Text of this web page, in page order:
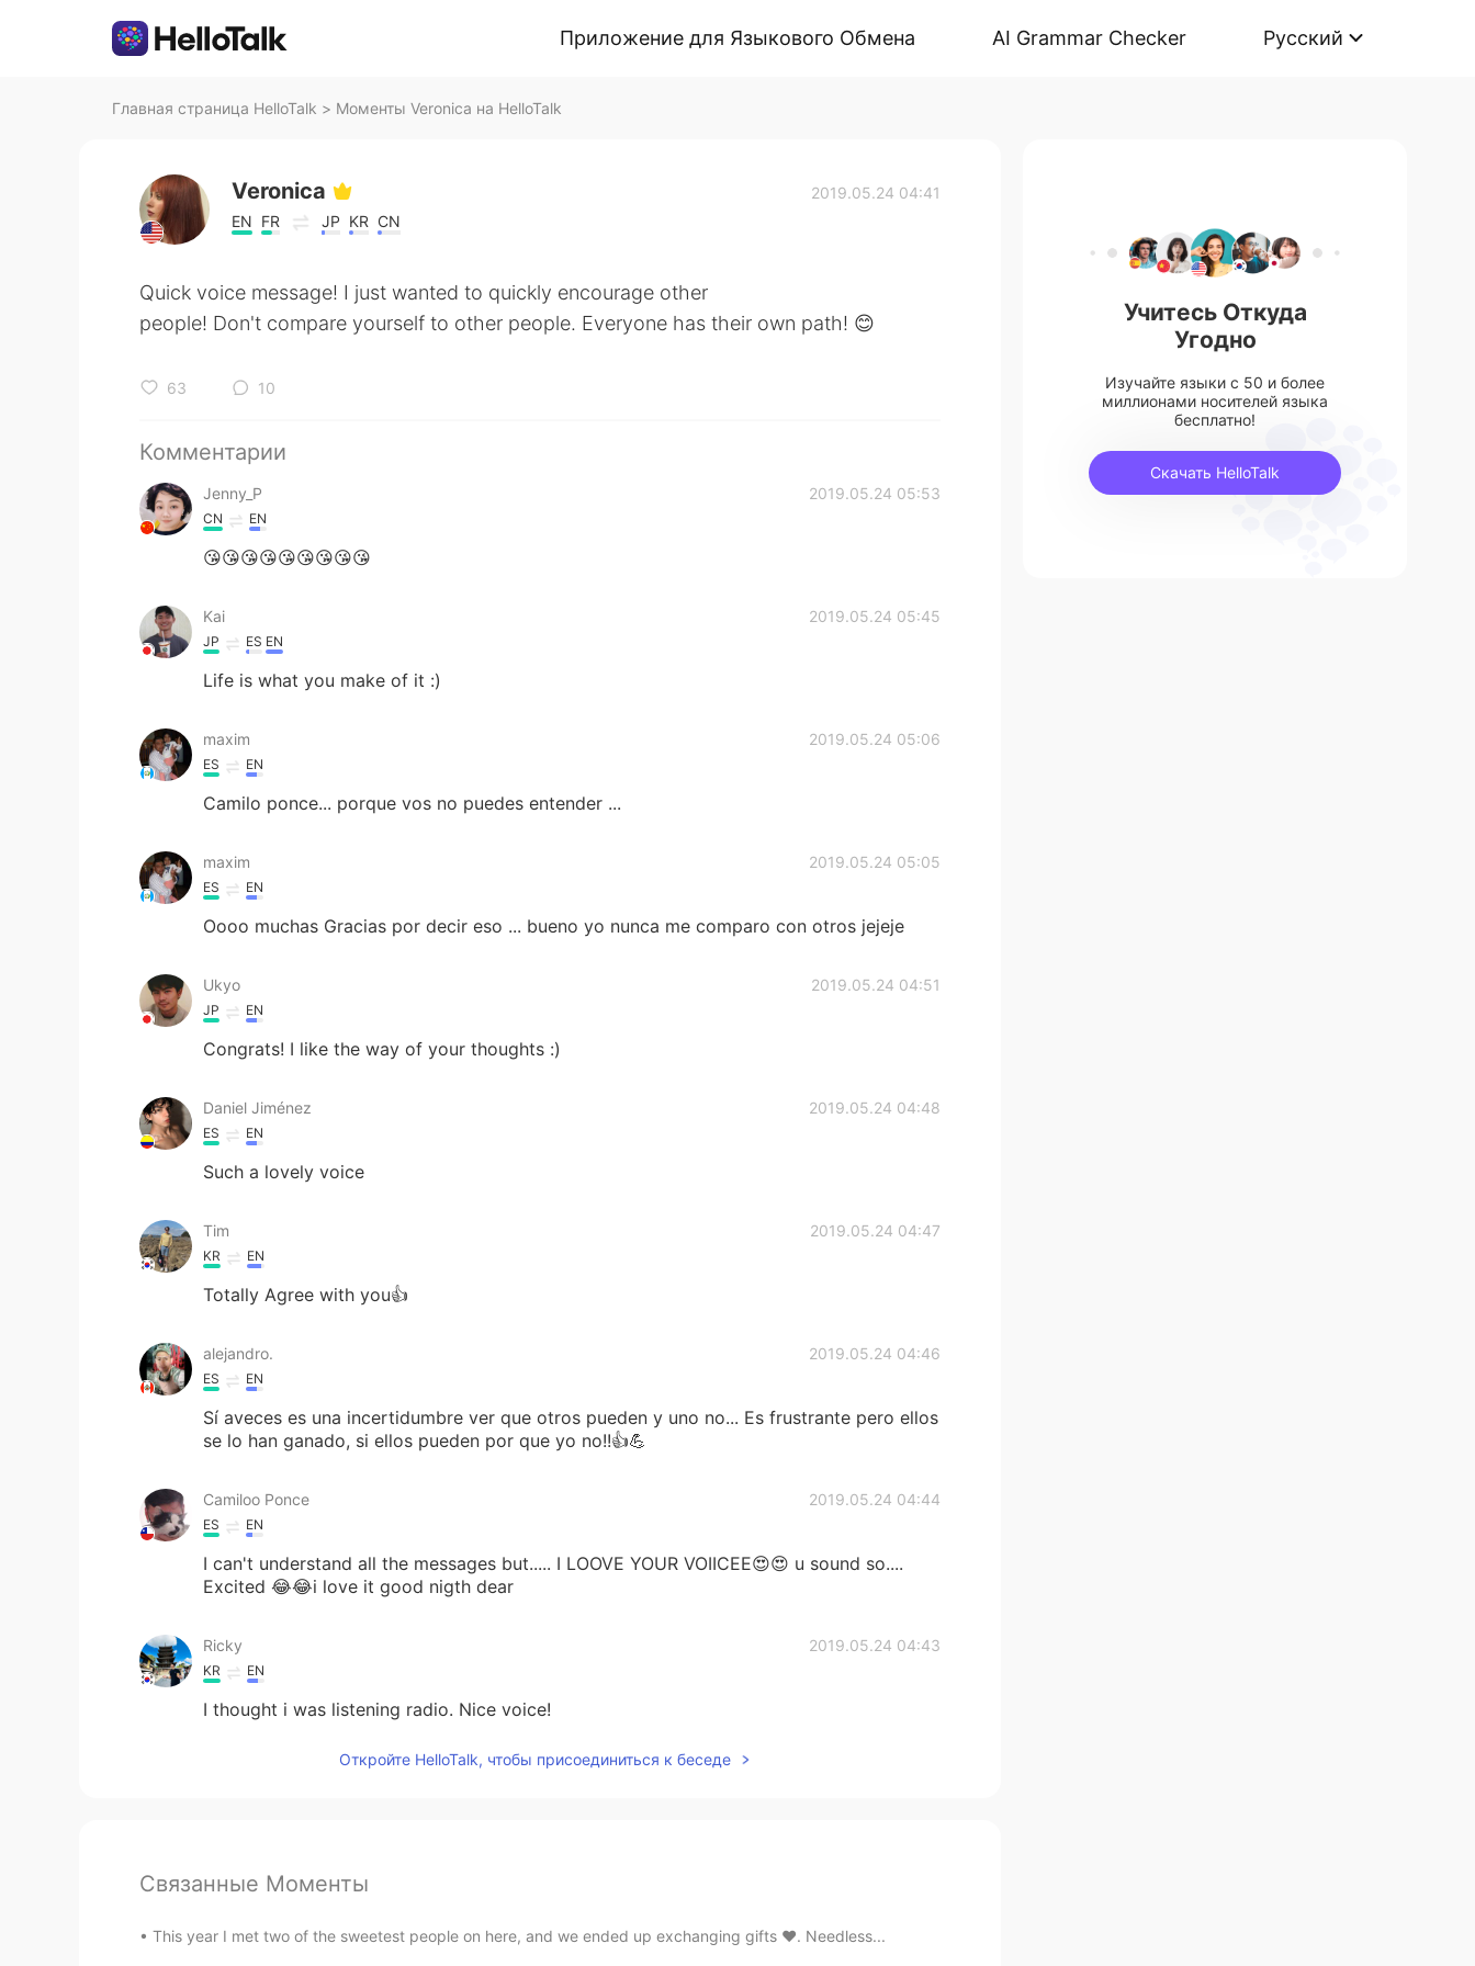
Приложение для Языкового Обмена AI Grammar Checker Русский
Главная страница HelloTalk > Моменты Veronica на HelloTalk
Veronica
EN FR JP KR CN
2019.05.24 04:41
Quick voice message! I just wanted to quickly encourage other
people! Don't compare yourself to other people. Everyone has their own path! 😊
63 10
Комментарии
Jenny_P 2019.05.24 05:53
CN EN
😘😘😘😘😘😘😘😘😘
Kai 2019.05.24 05:45
JP ES EN
Life is what you make of it :)
maxim 2019.05.24 05:06
ES EN
Camilo ponce... porque vos no puedes entender ...
maxim 2019.05.24 05:05
ES EN
Oooo muchas Gracias por decir eso ... bueno yo nunca me comparo con otros jejeje
Ukyo 2019.05.24 04:51
JP EN
Congrats! I like the way of your thoughts :)
Daniel Jiménez 2019.05.24 04:48
ES EN
Such a lovely voice
Tim 2019.05.24 04:47
KR EN
Totally Agree with you👍
alejandro. 2019.05.24 04:46
ES EN
Sí aveces es una incertidumbre ver que otros pueden y uno no... Es frustrante pero ellos
se lo han ganado, si ellos pueden por que yo no!!👍💪
Camiloo Ponce 2019.05.24 04:44
ES EN
I can't understand all the messages but..... I LOOVE YOUR VOIICEE😍😍 u sound so....
Excited 😂😂i love it good nigth dear
Ricky 2019.05.24 04:43
KR EN
I thought i was listening radio. Nice voice!
Откройте HelloTalk, чтобы присоединиться к беседе
Связанные Моменты
This year I met two of the sweetest people on here, and we ended up exchanging gifts ♥️. Needless...
Учитесь Откуда
Угодно
Изучайте языки с 50 и более
миллионами носителей языка
бесплатно!
Скачать HelloTalk